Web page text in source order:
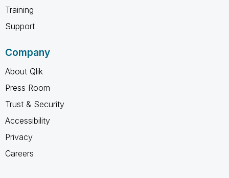
Training
Support
Company
About Qlik
Press Room
Trust & Security
Accessibility
Privacy
Careers